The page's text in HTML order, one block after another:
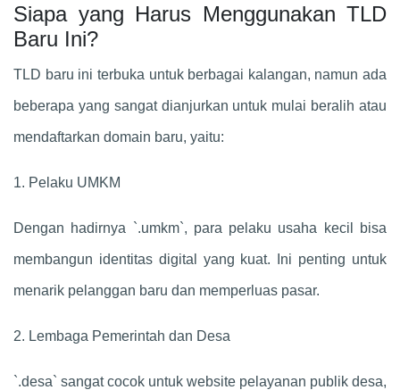
Siapa yang Harus Menggunakan TLD
Baru Ini?
TLD baru ini terbuka untuk berbagai kalangan, namun ada
beberapa yang sangat dianjurkan untuk mulai beralih atau
mendaftarkan domain baru, yaitu:
1. Pelaku UMKM
Dengan hadirnya `.umkm`, para pelaku usaha kecil bisa
membangun identitas digital yang kuat. Ini penting untuk
menarik pelanggan baru dan memperluas pasar.
2. Lembaga Pemerintah dan Desa
`.desa` sangat cocok untuk website pelayanan publik desa,